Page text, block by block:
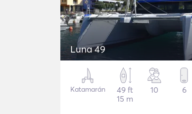
Luna 49
Katamarán
49 ft
15 m
10 6